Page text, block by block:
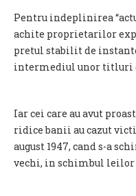
Pentru indeplinirea
achite proprietarilor
pretul stabilit de
intermediul unor titluri
Iar cei care au avut
ridice banii au cazut
august 1947, cand s-a
vechi, in schimbul leilor